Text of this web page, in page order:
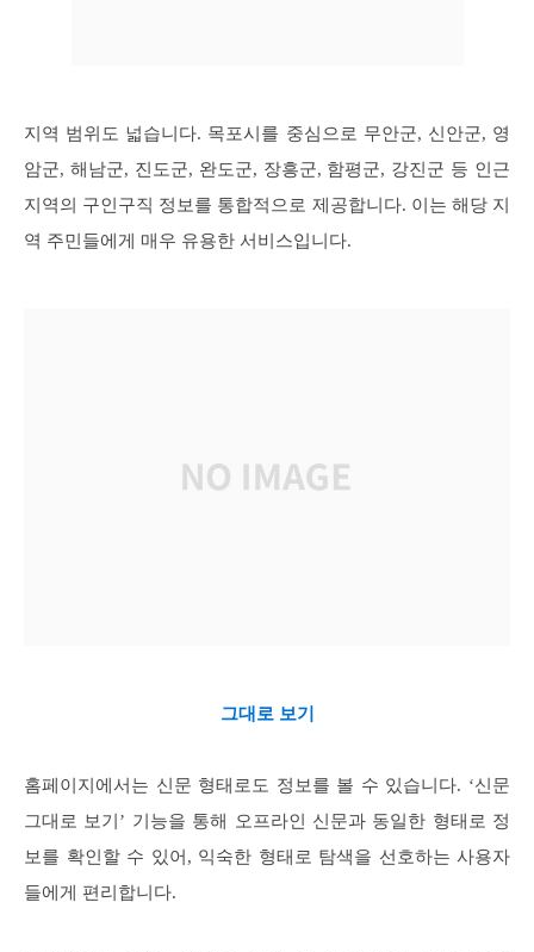
지역 범위도 넓습니다. 목포시를 중심으로 무안군, 신안군, 영
암군, 해남군, 진도군, 완도군, 장흥군, 함평군, 강진군 등 인근
지역의 구인구직 정보를 통합적으로 제공합니다. 이는 해당 지
역 주민들에게 매우 유용한 서비스입니다.
그대로 보기
홈페이지에서는 신문 형태로도 정보를 볼 수 있습니다. ‘신문
그대로 보기’ 기능을 통해 오프라인 신문과 동일한 형태로 정
보를 확인할 수 있어, 익숙한 형태로 탐색을 선호하는 사용자
들에게 편리합니다.